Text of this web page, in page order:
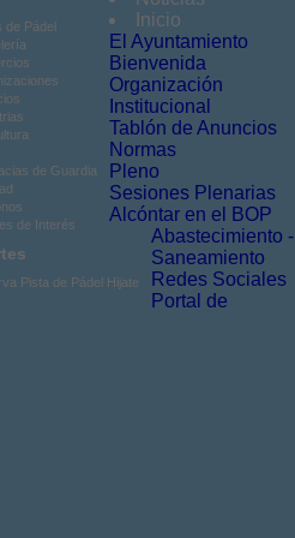
de Pádel
de Guardia
de Interés
Pista de Pádel Hijate
Inicio
El Ayuntamiento
Bienvenida
Organización
Institucional
Tablón de Anuncios
Normas
Pleno
Sesiones Plenarias
Alcóntar en el BOP
Abastecimiento -
Saneamiento
Redes Sociales
Portal de